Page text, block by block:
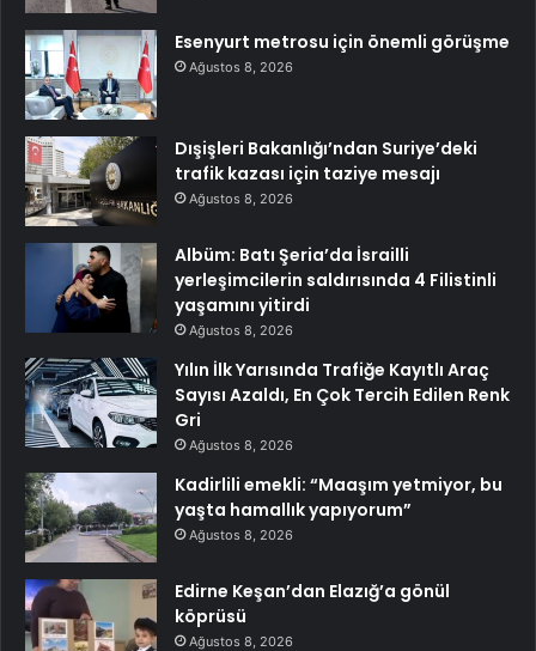
Esenyurt metrosu için önemli görüşme
Ağustos 8, 2026
Dışişleri Bakanlığı’ndan Suriye’deki
trafik kazası için taziye mesajı
Ağustos 8, 2026
Albüm: Batı Şeria’da İsrailli
yerleşimcilerin saldırısında 4 Filistinli
yaşamını yitirdi
Ağustos 8, 2026
Yılın İlk Yarısında Trafiğe Kayıtlı Araç
Sayısı Azaldı, En Çok Tercih Edilen Renk
Gri
Ağustos 8, 2026
Kadirlili emekli: “Maaşım yetmiyor, bu
yaşta hamallık yapıyorum”
Ağustos 8, 2026
Edirne Keşan’dan Elazığ’a gönül
köprüsü
Ağustos 8, 2026